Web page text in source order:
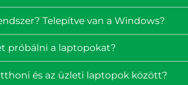
Telepítve van a Windows?
próbálni a laptopokat?
és az üzleti laptopok között?